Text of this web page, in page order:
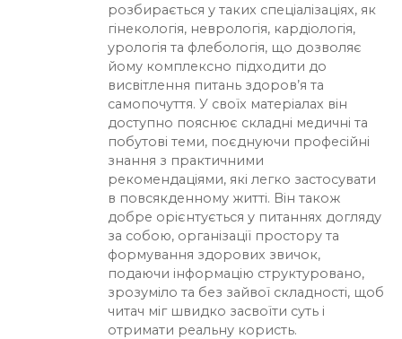
розбирається у таких спеціалізаціях, як
гінекологія, неврологія, кардіологія,
урологія та флебологія, що дозволяє
йому комплексно підходити до
висвітлення питань здоров’я та
самопочуття. У своїх матеріалах він
доступно пояснює складні медичні та
побутові теми, поєднуючи професійні
знання з практичними
рекомендаціями, які легко застосувати
в повсякденному житті. Він також
добре орієнтується у питаннях догляду
за собою, організації простору та
формування здорових звичок,
подаючи інформацію структуровано,
зрозуміло та без зайвої складності, щоб
читач міг швидко засвоїти суть і
отримати реальну користь.